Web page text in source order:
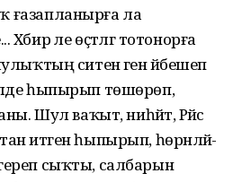
ғазапланырға ла
әле өҫтәлгә тотонорға
ситенә генә йәбешеп
һыпырып төшөрөп,
Шул ваҡыт, ниһәйәт, Рәйсә
итәген һыпырып, һөрәнләй-
сыҡты, салбарын